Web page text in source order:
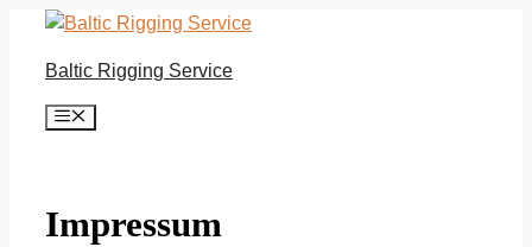
springen
Baltic Rigging Service
Menü
Impressum